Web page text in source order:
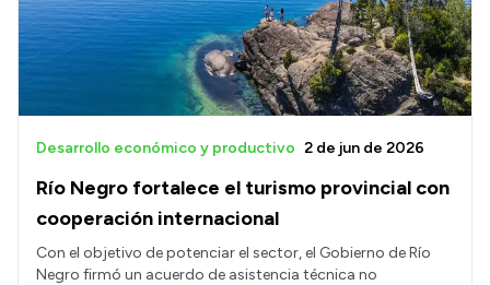
Río Negro fortalece el turismo provincial con
cooperación internacional
Desarrollo económico y productivo 2 de jun de 2026
Con el objetivo de potenciar el sector, el Gobierno de Río
Negro firmó un acuerdo de asistencia técnica no